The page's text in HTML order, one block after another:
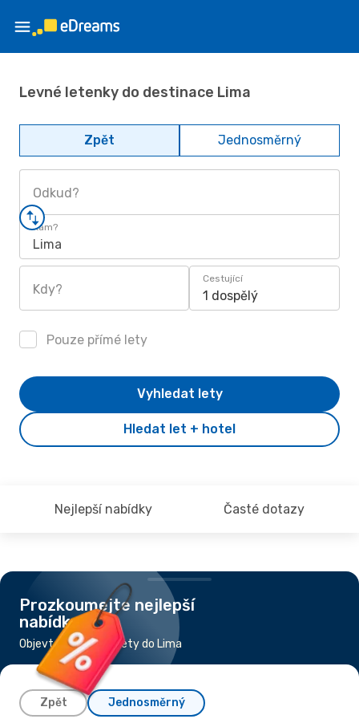
Levné letenky do destinace Lima
Zpět Jednosměrný
Odkud?
Kam?
Lima
Kdy?
Cestující
1 dospělý
Pouze přímé lety
Hledat let + hotel
Vyhledat lety
Nejlepší nabídky Časté dotazy
Prozkoumejte nejlepší
nabídky
Objevte nejlevnější lety do Lima
Zpět Jednosměrný